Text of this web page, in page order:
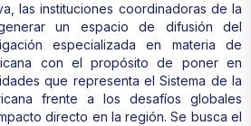
las instituciones coordinadoras de la
un espacio de difusión del
especializada en materia de
con el propósito de poner en
que representa el Sistema de la
frente a los desafíos globales
directo en la región. Se busca el